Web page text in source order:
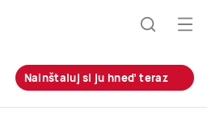
Nainštaluj si ju hneď teraz